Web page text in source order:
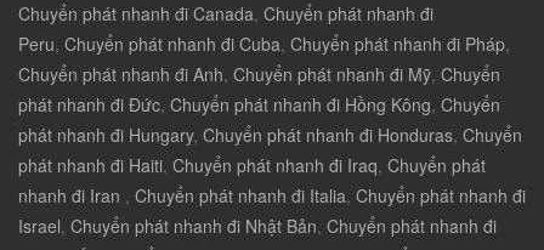
Chuyển phát nhanh đi Canada, Chuyển phát nhanh đi
Peru, Chuyển phát nhanh đi Cuba, Chuyển phát nhanh đi Pháp,
Chuyển phát nhanh đi Anh, Chuyển phát nhanh đi Mỹ, Chuyển
phát nhanh đi Đức, Chuyển phát nhanh đi Hồng Kông, Chuyển
phát nhanh đi Hungary, Chuyển phát nhanh đi Honduras, Chuyển
phát nhanh đi Haiti, Chuyển phát nhanh đi Iraq, Chuyển phát
nhanh đi Iran , Chuyển phát nhanh đi Italia, Chuyển phát nhanh đi
Israel, Chuyển phát nhanh đi Nhật Bản, Chuyển phát nhanh đi